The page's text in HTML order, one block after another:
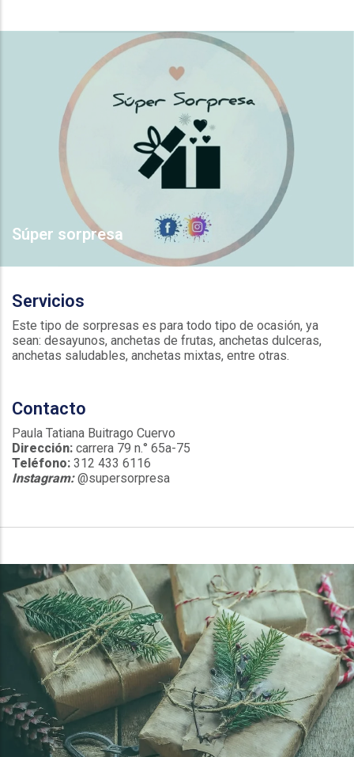
Súper sorpresa
Servicios
Este tipo de sorpresas es para todo tipo de ocasión, ya
sean: desayunos, anchetas de frutas, anchetas dulceras,
anchetas saludables, anchetas mixtas, entre otras.
Contacto
Paula Tatiana Buitrago Cuervo
Dirección: carrera 79 n.° 65a-75
Teléfono: 312 433 6116
Instagram:@supersorpresa